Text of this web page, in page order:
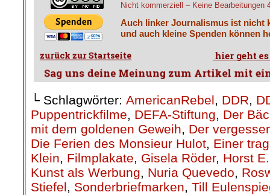
Nicht kommerziell – Keine Bearbeitungen
Auch linker Journalismus ist nicht
und auch kleine Spenden können
└ Schlagwörter: AmericanRebel, DDR,
Puppentrickfilme, DEFA-Stiftung, Der
mit dem goldenen Geweih, Der
Die Ferien des Monsieur Hulot, Einer
Klein, Filmplakate, Gisela Röder, Horst
Kunst als Werbung, Nuria Quevedo,
Stiefel, Sonderbriefmarken, Till